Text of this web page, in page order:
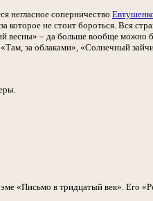
негласное соперничество
которое не стоит бороться. Вся
весны» – да больше вообще можно
за облаками», «Солнечный
«Письмо в тридцатый век». Его